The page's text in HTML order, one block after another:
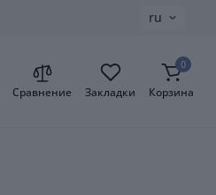
ru
Сравнение Закладки
0
Корзина